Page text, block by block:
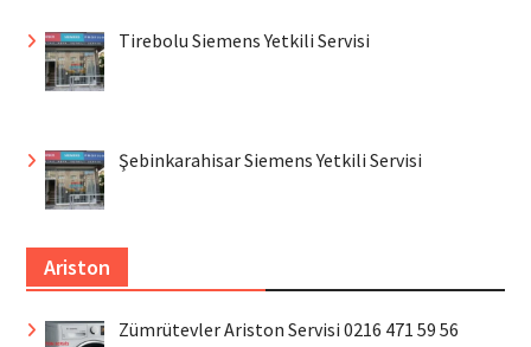
Tirebolu Siemens Yetkili Servisi
Şebinkarahisar Siemens Yetkili Servisi
Ariston
Zümrütevler Ariston Servisi 0216 471 59 56